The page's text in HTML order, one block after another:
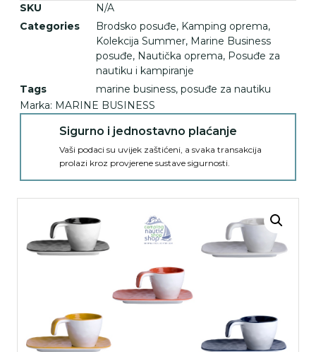
SKU
N/A
Categories
Brodsko posuđe, Kamping oprema,
Kolekcija Summer, Marine Business
posuđe, Nautička oprema, Posuđe za
nautiku i kampiranje
Tags
marine business, posuđe za nautiku
Marka: MARINE BUSINESS
Sigurno i jednostavno plaćanje
Vaši podaci su uvijek zaštićeni, a svaka transakcija
prolazi kroz provjerene sustave sigurnosti.